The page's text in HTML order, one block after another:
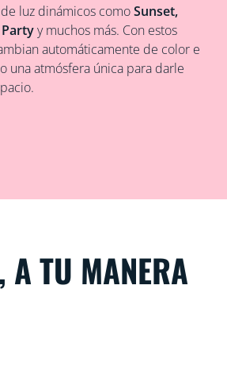
luz dinámicos comoSunset,
y muchos más. Con estos
automáticamente de color e
una atmósfera única para darle
A TU MANERA